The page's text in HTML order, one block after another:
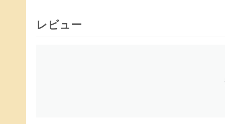
レビュー